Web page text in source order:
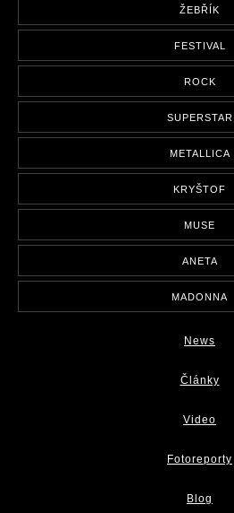
ŽEBŘÍK
FESTIVAL
ROCK
SUPERSTAR
METALLICA
KRYŠTOF
MUSE
ANETA
MADONNA
News
Články
Video
Fotoreporty
Blog